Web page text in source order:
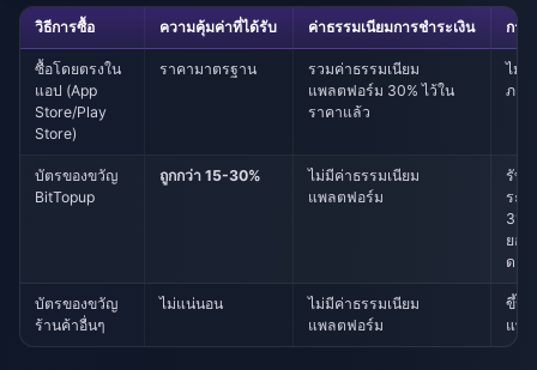
วิธีการซื้อ ความคุ้มค่าที่ได้รับ ค่าธรรมเนียมการชำระเงิน การ
ซื้อโดยตรงใน
แอป (App
Store/Play
Store)
ราคามาตรฐาน
รวมค่าธรรมเนียม
แพลตฟอร์ม 30% ไว้ใน
ราคาแล้ว
ไม่มี
ภาย
บัตรของขวัญ
BitTopup
ถูกกว่า 15-30%
ไม่มีค่าธรรมเนียม
แพลตฟอร์ม
รับเ
ระห
31
ยอ
ดอล
บัตรของขวัญ
ร้านค้าอื่นๆ
ไม่แน่นอน
ไม่มีค่าธรรมเนียม
แพลตฟอร์ม
ขึ้นอ
แพ